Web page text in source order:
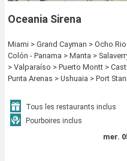
Oceania Sirena
Miami > Grand Cayman > Ocho
Colón - Panama > Manta >
> Valparaíso > Puerto Montt >
Punta Arenas > Ushuaia > Port
Manaus > Parintins > Alter do
- ST. Vincent > Miami
Tous les restaurants inclus
Pourboires inclus
mer.